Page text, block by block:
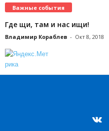
Важные события
Где щи, там и нас ищи!
Владимир Кораблев - Окт 8, 2018